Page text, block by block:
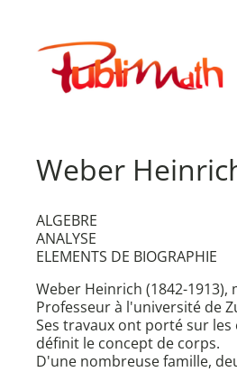
contenuPublimath
Weber
ALGEBRE
ANALYSE
ELEMENTS DE BIOGRAPHIE
Weber Heinrich (1842-
Professeur à l'université de
Ses travaux ont porté sur
définit le concept de corps.
D'une nombreuse famille,